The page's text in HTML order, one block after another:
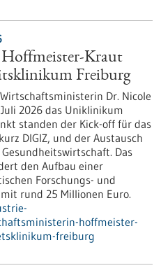
Kraut
Freiburg
Dr. Nicole
2026 das Uniklinikum
standen der Kick-off für das
DIGIZ, und der Austausch
Das
den Aufbau einer
Forschungs- und
rund 25 Millionen Euro.
hoffmeister-
freiburg